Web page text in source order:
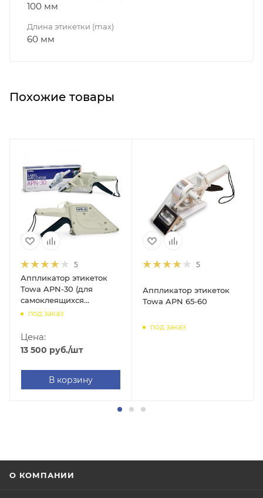
100 мм
Длина этикетки (max)
60 мм
Похожие товары
5
Аппликатор этикеток
Towa APN-30 (для
самоклеящихся
этикеток)
под заказ
Цена:
13 500 руб./шт
В корзину
5
Аппликатор этикеток
Towa APN 65-60
под заказ
О КОМПАНИИ